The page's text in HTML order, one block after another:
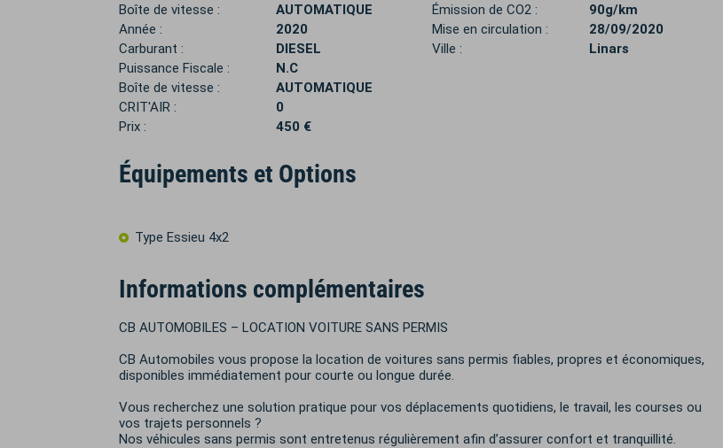
Boîte de vitesse :
AUTOMATIQUE
Année :
2020
Carburant :
DIESEL
Puissance Fiscale :
N.C
Boîte de vitesse :
AUTOMATIQUE
CRIT'AIR :
0
Prix :
450 €
Émission de CO2 :
90g/km
Mise en circulation :
28/09/2020
Ville :
Linars
Équipements et Options
Type Essieu 4x2
Informations complémentaires
CB AUTOMOBILES – LOCATION VOITURE SANS PERMIS
CB Automobiles vous propose la location de voitures sans permis fiables, propres et économiques,
disponibles immédiatement pour courte ou longue durée.
Vous recherchez une solution pratique pour vos déplacements quotidiens, le travail, les courses ou
vos trajets personnels ?
Nos véhicules sans permis sont entretenus régulièrement afin d’assurer confort et tranquillité.